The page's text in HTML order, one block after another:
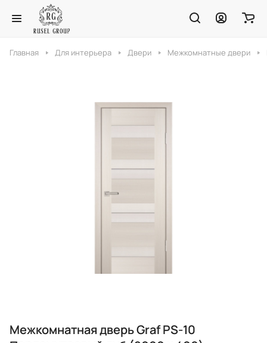
Главная Для интерьера Двери Межкомнатные двери
Межкомнатная дверь Graf PS-10